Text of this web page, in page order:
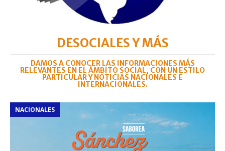
DESOCIALES Y MÁS
DAMOS A CONOCER LAS INFORMACIONES MÁS
RELEVANTES EN EL ÁMBITO SOCIAL, CON UN ESTILO
PARTICULAR Y NOTICIAS NACIONALES E
INTERNACIONALES.
NACIONALES